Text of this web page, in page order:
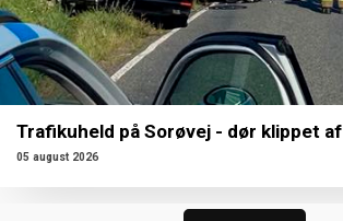
Trafikuheld på Sorøvej - dør klippet af
05 august 2026